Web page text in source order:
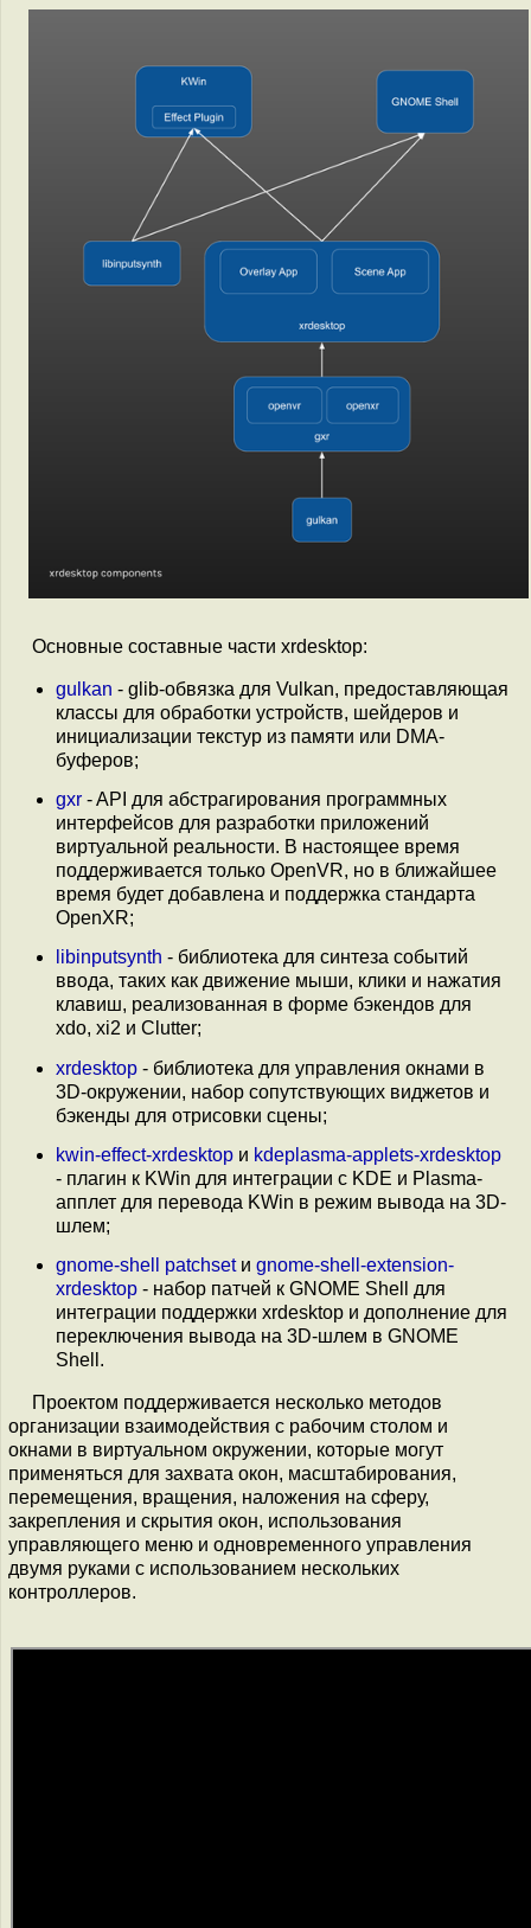
Основные составные части xrdesktop:
gulkan - glib-обвязка для Vulkan, предоставляющая
классы для обработки устройств, шейдеров и
инициализации текстур из памяти или DMA-
буферов;
gxr - API для абстрагирования программных
интерфейсов для разработки приложений
виртуальной реальности. В настоящее время
поддерживается только OpenVR, но в ближайшее
время будет добавлена и поддержка стандарта
OpenXR;
libinputsynth - библиотека для синтеза событий
ввода, таких как движение мыши, клики и нажатия
клавиш, реализованная в форме бэкендов для
xdo, xi2 и Clutter;
xrdesktop - библиотека для управления окнами в
3D-окружении, набор сопутствующих виджетов и
бэкенды для отрисовки сцены;
kwin-effect-xrdesktop и kdeplasma-applets-xrdesktop
- плагин к KWin для интеграции с KDE и Plasma-
апплет для перевода KWin в режим вывода на 3D-
шлем;
gnome-shell patchsetи gnome-shell-extension-
xrdesktop - набор патчей к GNOME Shell для
интеграции поддержки xrdesktop и дополнение для
переключения вывода на 3D-шлем в GNOME
Shell.
Проектом поддерживается несколько методов
организации взаимодействия с рабочим столом и
окнами в виртуальном окружении, которые могут
применяться для захвата окон, масштабирования,
перемещения, вращения, наложения на сферу,
закрепления и скрытия окон, использования
управляющего меню и одновременного управления
двумя руками с использованием нескольких
контроллеров.